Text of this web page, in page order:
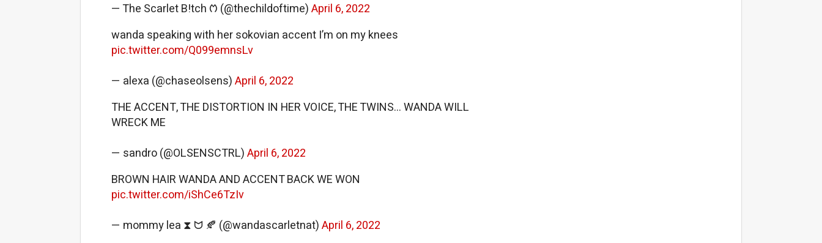
— The Scarlet B!tch ᱬ (@thechildoftime)April 6, 2022
wanda speaking with her sokovian accent I’m on my knees
pic.twitter.com/Q099emnsLv
— alexa (@chaseolsens)April 6, 2022
THE ACCENT, THE DISTORTION IN HER VOICE, THE TWINS... WANDA WILL
WRECK ME
— sandro (@OLSENSCTRL)April 6, 2022
BROWN HAIR WANDA AND ACCENT BACK WE WON
pic.twitter.com/iShCe6TzIv
— mommy lea ‎⧗ ᗢ 🍂 (@wandascarletnat)April 6, 2022